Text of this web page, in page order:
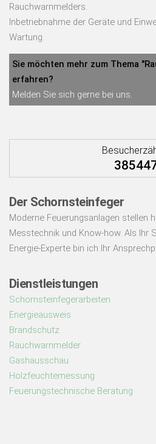
Rauchwarnmelders.
Inbetriebnahme der Geräte und
Wartung.
Sie möchten mehr zum Thema
erfahren?
Melden Sie sich gerne bei uns.
Der Schornsteinfeger
Moderne Feuerungsanlagen stellen
Messtechnik und Know-how. Als Ihr
Energie-Experte bin ich Ihr
Dienstleistungen
Schornsteinfegerarbeiten
Energieausweis
Brandschutz
Rauchwarnmelder
Gashausschau
Holzfeuchtemessung
Feuerungstechnische Beratung